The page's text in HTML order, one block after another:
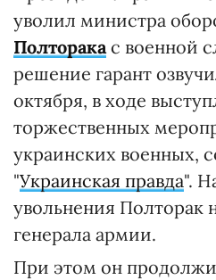
уволил министра
Полторакас военной
решение гарант
октября, в ходе
торжественных
украинских военных,
"Украинская правда".
увольнения Полторак
генерала армии.
При этом он